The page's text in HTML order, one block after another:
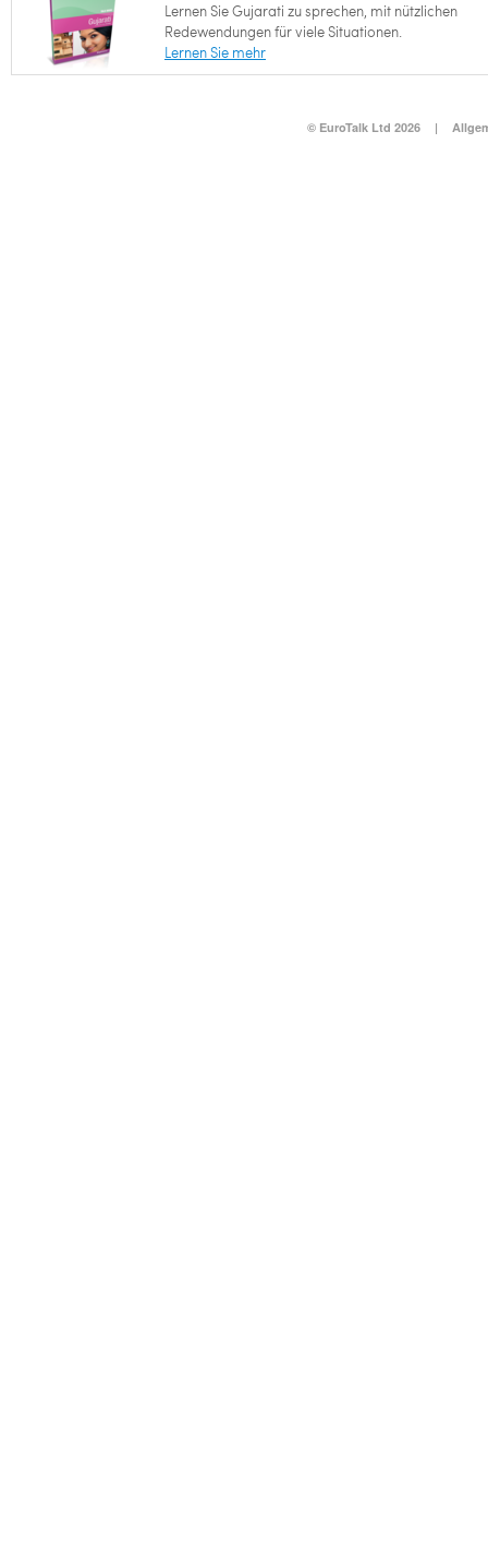
Lernen Sie Gujarati zu sprechen, mit nützlichen
Redewendungen für viele Situationen.
Lernen Sie mehr
© EuroTalk Ltd 2026 |